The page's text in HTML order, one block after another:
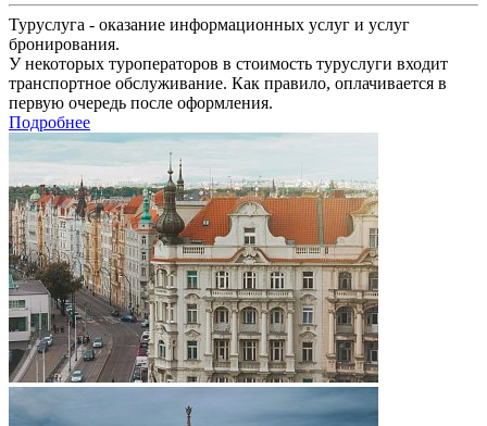
Туруслуга - оказание информационных услуг и услуг
бронирования.
У некоторых туроператоров в стоимость туруслуги входит
транспортное обслуживание. Как правило, оплачивается в
первую очередь после оформления.
Подробнее